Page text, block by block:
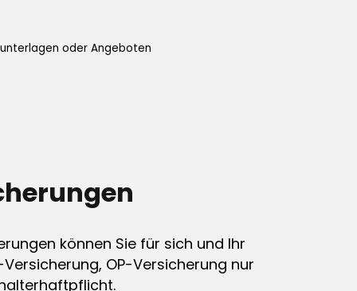
oder Angeboten
können Sie für sich und Ihr
OP-Versicherung nur